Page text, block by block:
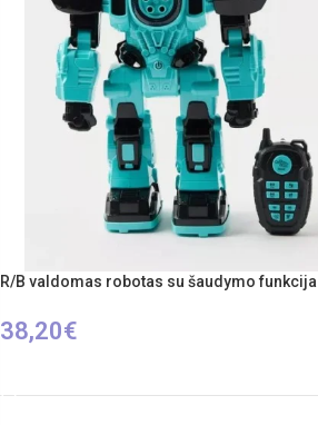
R/B valdomas robotas su šaudymo funkcija
38,20€